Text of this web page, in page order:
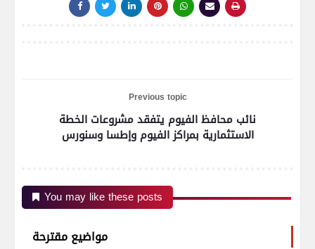
Previous topic
نائب محافظ الفيوم يتفقد مشروعات الخطة
الاستثمارية بمراكز الفيوم وإطسا وسنورس
You may like these posts
مواضيع مقترحة